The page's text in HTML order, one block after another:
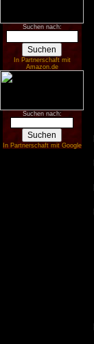
Suchen nach:
In Partnerschaft mit
Amazon.de
Suchen nach:
In Partnerschaft mit Google